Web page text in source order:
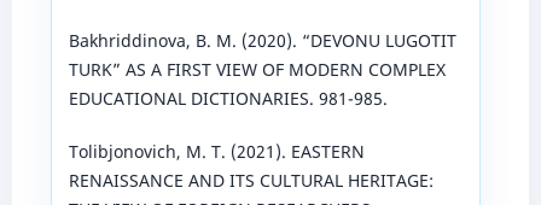
Bakhriddinova, B. M. (2020). “DEVONU LUGOTIT
TURK” AS A FIRST VIEW OF MODERN COMPLEX
EDUCATIONAL DICTIONARIES. 981-985.
Tolibjonovich, M. T. (2021). EASTERN
RENAISSANCE AND ITS CULTURAL HERITAGE: